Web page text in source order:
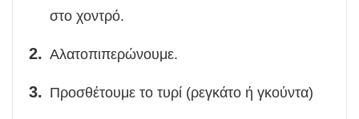
στο χοντρό.
Αλατοπιπερώνουμε.
Προσθέτουμε το τυρί (ρεγκάτο ή γκούντα)